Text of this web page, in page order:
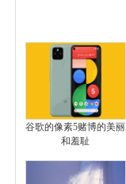
谷歌的像素5赌博的美丽
和羞耻